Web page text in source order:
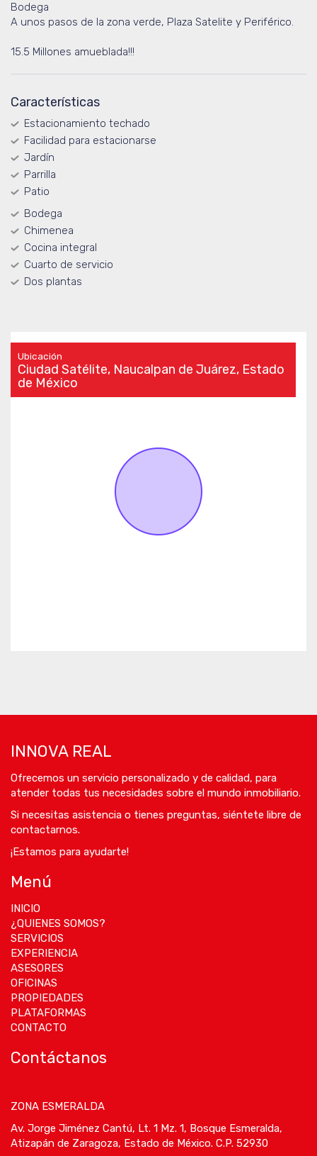
Bodega
A unos pasos de la zona verde, Plaza Satelite y Periférico.
15.5 Millones amueblada!!!
Características
Estacionamiento techado
Facilidad para estacionarse
Jardín
Parrilla
Patio
Bodega
Chimenea
Cocina integral
Cuarto de servicio
Dos plantas
Ubicación
Ciudad Satélite, Naucalpan de Juárez, Estado
de México
INNOVA REAL
Ofrecemos un servicio personalizado y de calidad, para
atender todas tus necesidades sobre el mundo inmobiliario.
Si necesitas asistencia o tienes preguntas, siéntete libre de
contactarnos.
¡Estamos para ayudarte!
Menú
INICIO
¿QUIENES SOMOS?
SERVICIOS
EXPERIENCIA
ASESORES
OFICINAS
PROPIEDADES
PLATAFORMAS
CONTACTO
Contáctanos
ZONA ESMERALDA
Av. Jorge Jiménez Cantú, Lt. 1 Mz. 1, Bosque Esmeralda,
Atizapán de Zaragoza, Estado de México. C.P. 52930